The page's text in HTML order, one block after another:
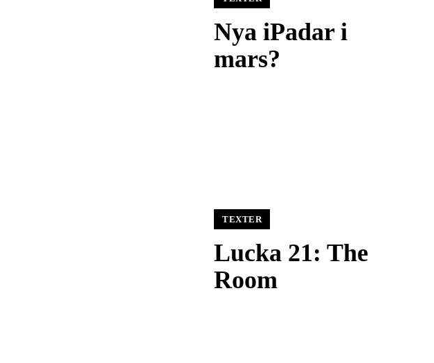
Nya iPadar i
mars?
TEXTER
Lucka 21: The
Room